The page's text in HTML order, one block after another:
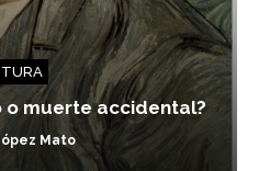
o muerte accidental?
Mato